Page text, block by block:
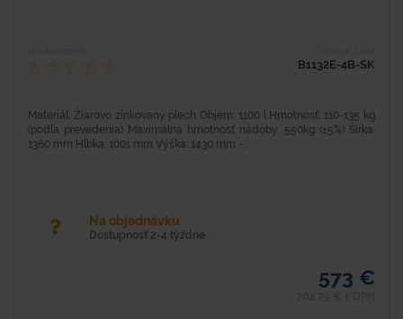
B1132E-4B-SK
Materiál: Žiarovo zinkovaný plech Objem: 1100 l Hmotnosť: 110-135 kg
(podľa prevedenia) Maximálna hmotnosť nádoby: 550kg (±5%) Šírka:
1360 mm Hĺbka: 1001 mm Výška: 1430 mm -...
Na objednávku
Dostupnosť 2-4 týždne
573 €